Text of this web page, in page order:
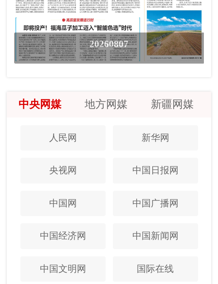
20260807
中央网媒 地方网媒 新疆网媒
人民网 新华网
央视网 中国日报网
中国网 中国广播网
中国经济网 中国新闻网
中国文明网 国际在线